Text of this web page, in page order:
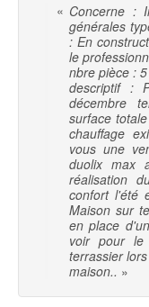
« Concerne :
générales
: En
le
nbre pièce :
descriptif :
décembre
surface
chauffage
vous une
duolix max
réalisation
confort l'été
Maison sur
en place
voir pour le
terrassier
maison.. »